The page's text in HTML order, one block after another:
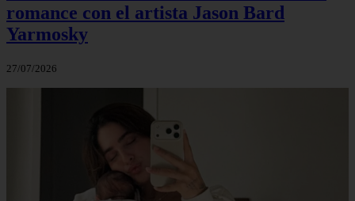
romance con el artista Jason Bard
Yarmosky
27/07/2026